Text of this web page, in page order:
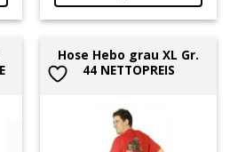
Hose Hebo grau XL Gr.
44 NETTOPREIS